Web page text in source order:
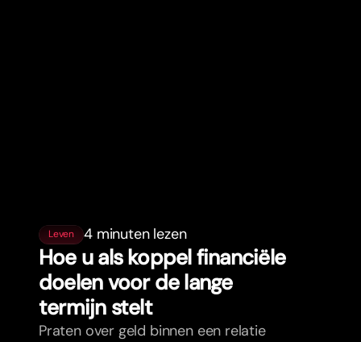
Leven 4 minuten lezen
Hoe u als koppel financiële
doelen voor de lange
termijn stelt
Praten over geld binnen een relatie